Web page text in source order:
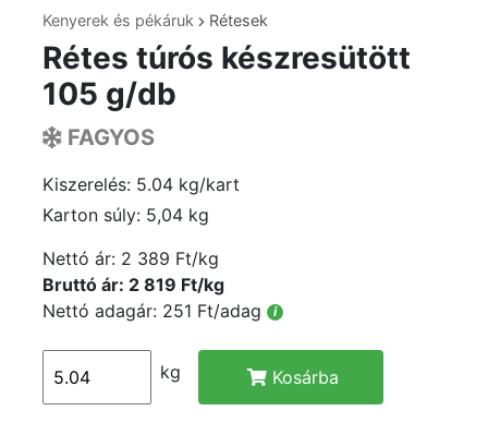
Kenyerek és pékáruk Rétesek
Rétes túrós készresütött
105 g/db
FAGYOS
Kiszerelés: 5.04 kg/kart
Karton súly: 5,04 kg
Nettó ár: 2 389 Ft/kg
Bruttó ár: 2 819 Ft/kg
Nettó adagár: 251 Ft/adag
i
kg Kosárba